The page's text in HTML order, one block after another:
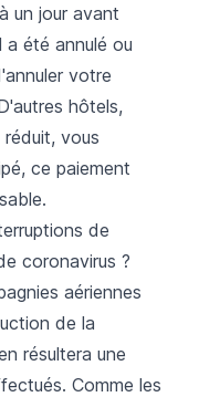
un jour avant
été annulé ou
votre
hôtels,
vous
ce paiement
de
coronavirus ?
aériennes
de la
résultera une
Comme les